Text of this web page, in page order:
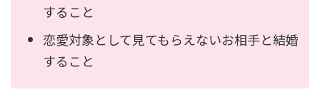
すること
恋愛対象として見てもらえないお相手と結婚
すること